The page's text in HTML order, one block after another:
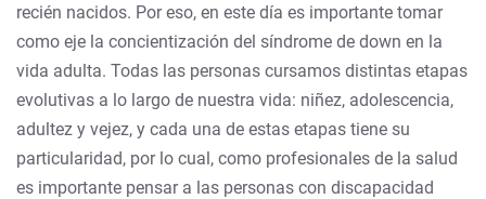
recién nacidos. Por eso, en este día es importante tomar
como eje la concientización del síndrome de down en la
vida adulta. Todas las personas cursamos distintas etapas
evolutivas a lo largo de nuestra vida: niñez, adolescencia,
adultez y vejez, y cada una de estas etapas tiene su
particularidad, por lo cual, como profesionales de la salud
es importante pensar a las personas con discapacidad